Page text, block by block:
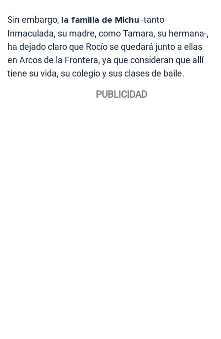
Sin embargo, la familia de Michu -tanto
Inmaculada, su madre, como Tamara, su hermana-,
ha dejado claro que Rocío se quedará junto a ellas
en Arcos de la Frontera, ya que consideran que allí
tiene su vida, su colegio y sus clases de baile.